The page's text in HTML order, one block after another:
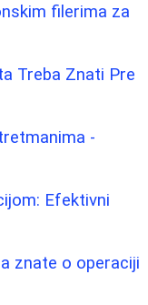
filerima za
Treba Znati Pre
-
Efektivni
znate o operaciji